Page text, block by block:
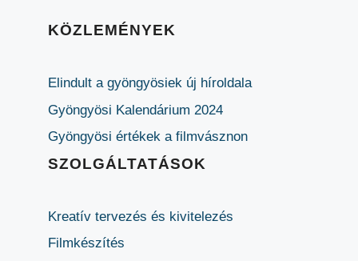
KÖZLEMÉNYEK
Elindult a gyöngyösiek új híroldala
Gyöngyösi Kalendárium 2024
Gyöngyösi értékek a filmvásznon
SZOLGÁLTATÁSOK
Kreatív tervezés és kivitelezés
Filmkészítés